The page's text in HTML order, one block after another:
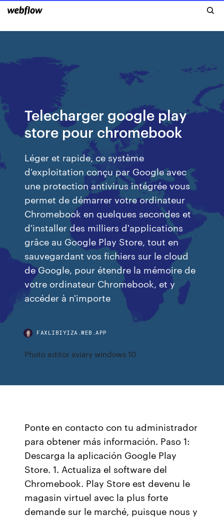
Telecharger google play
store pour chromebook
Léger et rapide, ce système
d'exploitation conçu par Google avec
une protection antivirus intégrée vous
permet de démarrer votre ordinateur
Chromebook en quelques secondes et
d'installer des milliers d'applications
grâce au Google Play Store, tout en
sauvegardant vos fichiers sur le cloud
de Google, pour étendre la mémoire de
votre ordinateur Chromebook, et y
accéder à n'importe
FAXLIBIYIZA.WEB.APP
Photo editor aviary windows 10
Ponte en contacto con tu administrador
para obtener más información. Paso 1:
Descarga la aplicación Google Play
Store. 1. Actualiza el software del
Chromebook. Play Store est devenu le
magasin virtuel avec la plus forte
demande sur le marché, puisque nous y